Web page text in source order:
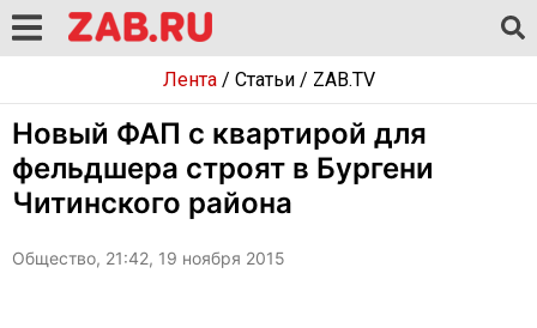
Лента/ Статьи/ ZAB.TV
Новый ФАП с квартирой для
фельдшера строят в Бургени
Читинского района
Общество, 21:42, 19 ноября 2015